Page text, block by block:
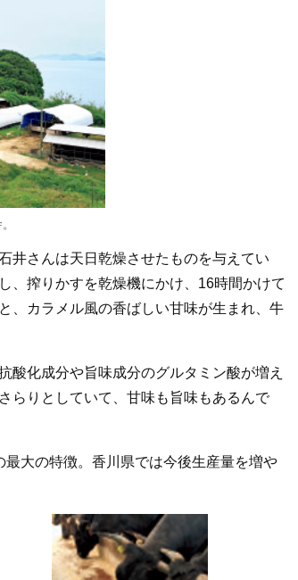
井さんは天日乾燥させたものを与えてい
、搾りかすを乾燥機にかけ、16時間かけて
、カラメル風の香ばしい甘味が生まれ、牛
酸化成分や旨味成分のグルタミン酸が増え
らりとしていて、甘味も旨味もあるんで
大の特徴。香川県では今後生産量を増や